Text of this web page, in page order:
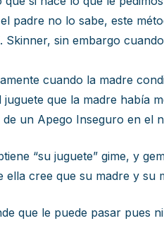
padre no lo sabe, este
Skinner, sin embargo
cuando la madre
que la madre había
un Apego Inseguro en el
“su juguete” gime, y
cree que su madre y su
que le puede pasar pues